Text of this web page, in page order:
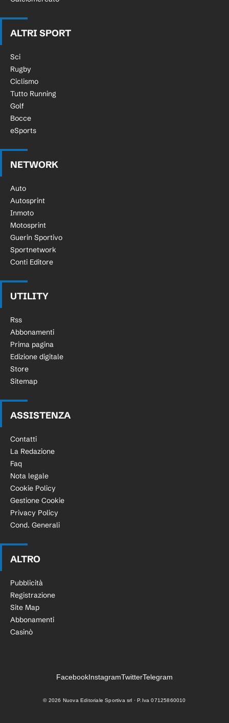
ALTRI SPORT
Sci
Rugby
Ciclismo
Tutto Running
Golf
Bocce
eSports
NETWORK
Auto
Autosprint
Inmoto
Motosprint
Guerin Sportivo
Sportnetwork
Conti Editore
UTILITY
Rss
Abbonamenti
Prima pagina
Edizione digitale
Store
Sitemap
ASSISTENZA
Contatti
La Redazione
Faq
Nota legale
Cookie Policy
Gestione Cookie
Privacy Policy
Cond. Generali
ALTRO
Pubblicità
Registrazione
Site Map
Abbonamenti
Casinò
FacebookInstagramTwitterTelegram
© 2026 Nuova Editoriale Sportiva srl · P.Iva 07125860010